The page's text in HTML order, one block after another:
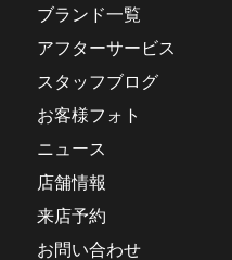
ブランド一覧
アフターサービス
スタッフブログ
お客様フォト
ニュース
店舗情報
来店予約
お問い合わせ